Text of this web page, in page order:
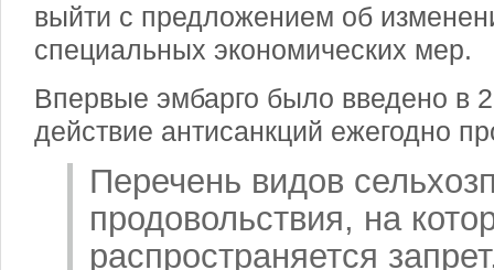
выйти с предложением об
специальных экономических мер.
Впервые эмбарго было введено в
действие антисанкций ежегодно
Перечень видов
продовольствия, на
распространяется